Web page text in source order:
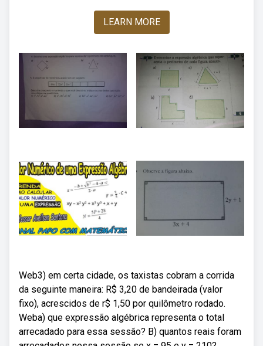
LEARN MORE
Web3) em certa cidade, os taxistas cobram a corrida
da seguinte maneira: R$ 3,20 de bandeirada (valor
fixo), acrescidos de r$ 1,50 por quilômetro rodado.
Weba) que expressão algébrica representa o total
arrecadado para essa sessão? B) quantos reais foram